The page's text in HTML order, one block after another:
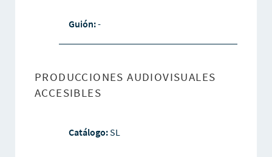
Guión:-
PRODUCCIONES AUDIOVISUALES
ACCESIBLES
Catálogo:SL